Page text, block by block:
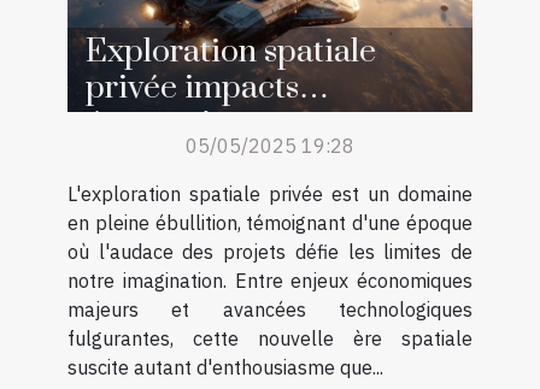
Exploration spatiale
privée impacts
économiques et
innovations
technologiques
05/05/2025 19:28
L'exploration spatiale privée est un domaine
en pleine ébullition, témoignant d'une époque
où l'audace des projets défie les limites de
notre imagination. Entre enjeux économiques
majeurs et avancées technologiques
fulgurantes, cette nouvelle ère spatiale
suscite autant d'enthousiasme que...